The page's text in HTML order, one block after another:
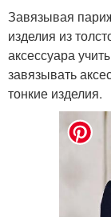
Завязывая
изделия из
аксессуара
завязывать
тонкие изделия.